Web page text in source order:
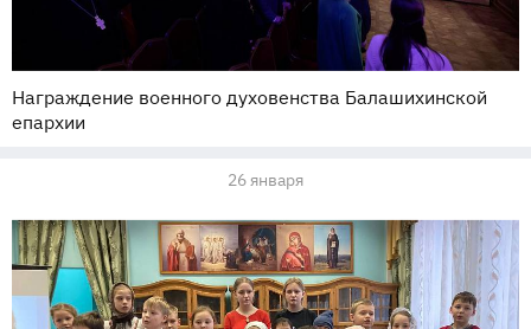
Награждение военного духовенства Балашихинской
епархии
26 января